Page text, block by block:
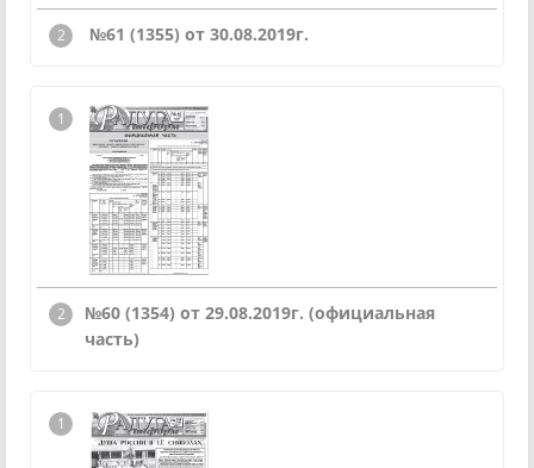
№61 (1355) от 30.08.2019г.
№60 (1354) от 29.08.2019г. (официальная
часть)